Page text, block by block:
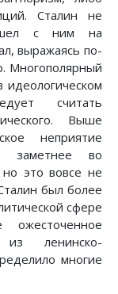
Сталин не
с ним на
выражаясь по-
Многополярный
считать
Выше
неприятие
заметнее во
это вовсе не
был более
сфере
ожесточенное
из ленинско-
многие